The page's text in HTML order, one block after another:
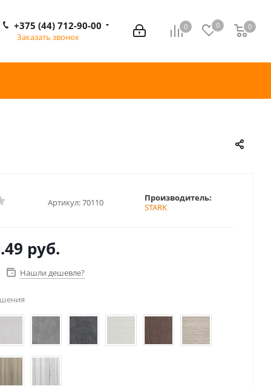
0 0 0
0
+375 (44) 712-90-00
Заказать звонок
Артикул:70110
Производитель:
STARK
руб.
Нашли дешевле?